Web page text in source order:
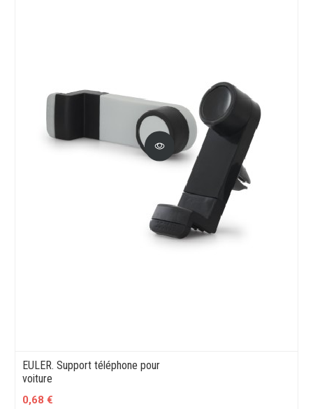
EULER. Support téléphone pour
voiture
0,68 €